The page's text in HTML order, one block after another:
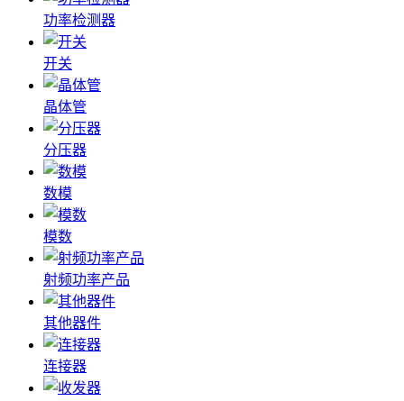
功率检测器
开关
晶体管
分压器
数模
模数
射频功率产品
其他器件
连接器